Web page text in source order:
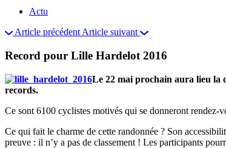
Actu
Article précédent Article suivant
Record pour Lille Hardelot 2016
Le 22 mai prochain aura lieu la
records.
Ce sont 6100 cyclistes motivés qui se donneront
Ce qui fait le charme de cette randonnée ? Son
preuve : il n’y a pas de classement ! Les participants